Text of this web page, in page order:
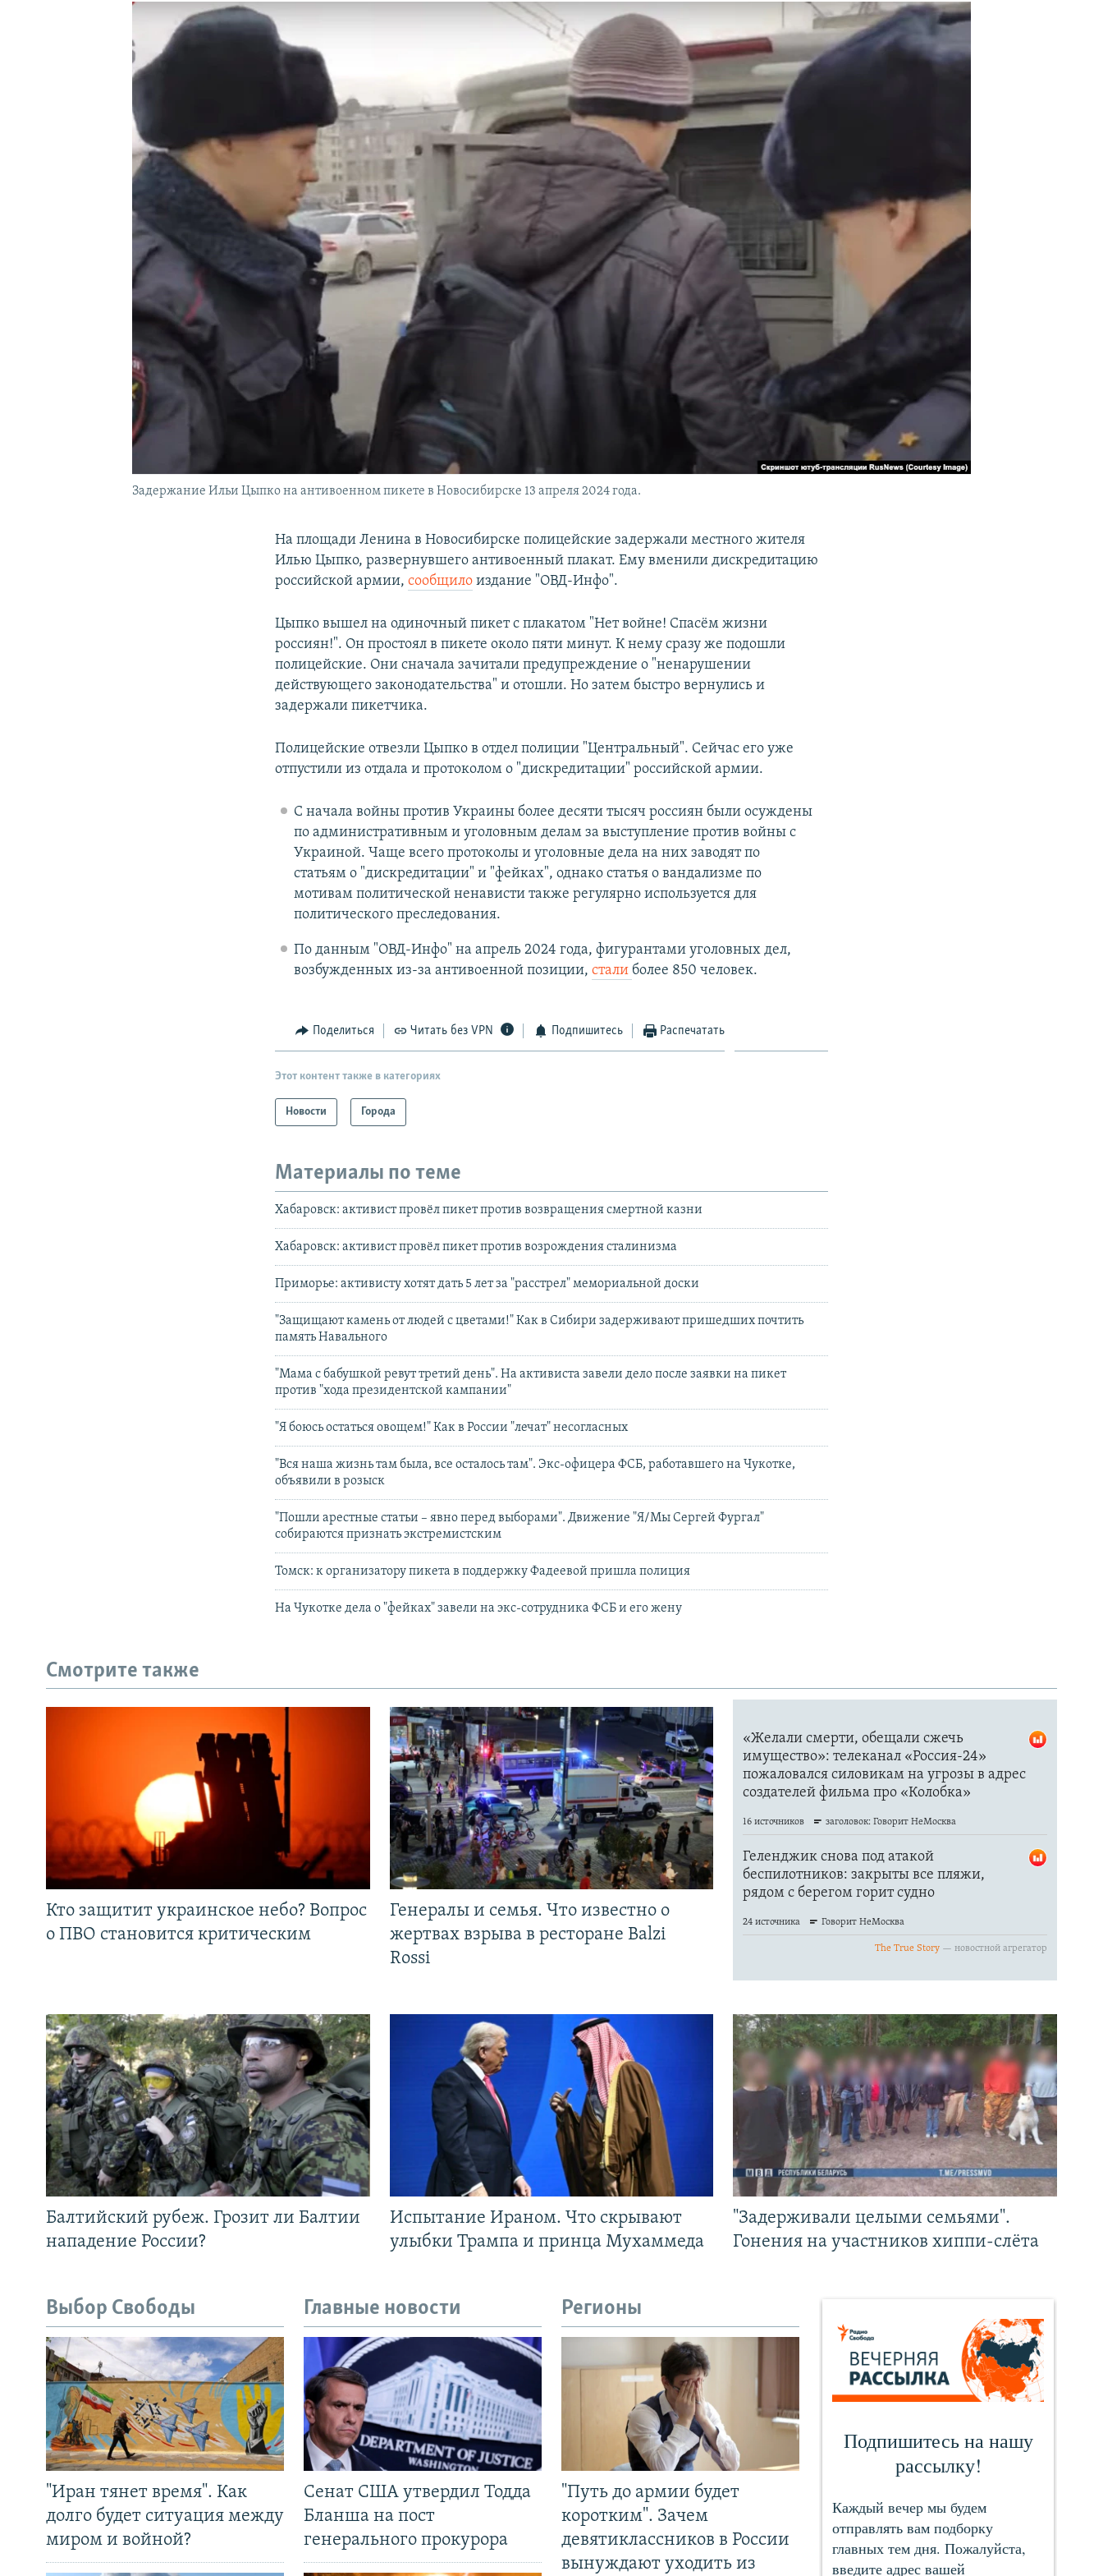
ПОДПИШИТЕСЬ НА РАССЫЛКУ
Задержание Ильи Цыпко на антивоенном пикете в Новосибирске 13 апреля 2024 года.
На площади Ленина в Новосибирске полицейские задержали местного жителя
Илью Цыпко, развернувшего антивоенный плакат. Ему вменили дискредитацию
российской армии,сообщило издание "ОВД-Инфо".
Цыпко вышел на одиночный пикет с плакатом "Нет войне! Спасём жизни
россиян!". Он простоял в пикете около пяти минут. К нему сразу же подошли
полицейские. Они сначала зачитали предупреждение о "ненарушении
действующего законодательства" и отошли. Но затем быстро вернулись и
задержали пикетчика.
Полицейские отвезли Цыпко в отдел полиции "Центральный". Сейчас его уже
отпустили из отдала и протоколом о "дискредитации" российской армии.
С начала войны против Украины более десяти тысяч россиян были осуждены
по административным и уголовным делам за выступление против войны с
Украиной. Чаще всего протоколы и уголовные дела на них заводят по
статьям о "дискредитации" и "фейках", однако статья о вандализме по
мотивам политической ненависти также регулярно используется для
политического преследования.
По данным "ОВД-Инфо" на апрель 2024 года, фигурантами уголовных дел,
возбужденных из-за антивоенной позиции, стали более 850 человек.
Поделиться Читать без VPN Подпишитесь Распечатать
Этот контент также в категориях
Новости Города
Материалы по теме
Хабаровск: активист провёл пикет против возвращения смертной казни
Хабаровск: активист провёл пикет против возрождения сталинизма
Приморье: активисту хотят дать 5 лет за "расстрел" мемориальной доски
"Защищают камень от людей с цветами!" Как в Сибири задерживают пришедших почтить
память Навального
"Мама с бабушкой ревут третий день". На активиста завели дело после заявки на пикет
против "хода президентской кампании"
"Я боюсь остаться овощем!" Как в России "лечат" несогласных
"Вся наша жизнь там была, все осталось там". Экс-офицера ФСБ, работавшего на Чукотке,
объявили в розыск
"Пошли арестные статьи – явно перед выборами". Движение "Я/Мы Сергей Фургал"
собираются признать экстремистским
Томск: к организатору пикета в поддержку Фадеевой пришла полиция
На Чукотке дела о "фейках" завели на экс-сотрудника ФСБ и его жену
Смотрите также
Кто защитит украинское небо? Вопрос
о ПВО становится критическим
Генералы и семья. Что известно о
жертвах взрыва в ресторане Balzi
Rossi
Балтийский рубеж. Грозит ли Балтии
нападение России?
Испытание Ираном. Что скрывают
улыбки Трампа и принца Мухаммеда
"Задерживали целыми семьями".
Гонения на участников хиппи-слёта
Выбор Свободы
"Иран тянет время". Как
долго будет ситуация между
миром и войной?
Главные новости
Сенат США утвердил Тодда
Бланша на пост
генерального прокурора
Регионы
"Путь до армии будет
коротким". Зачем
девятиклассников в России
вынуждают уходить из